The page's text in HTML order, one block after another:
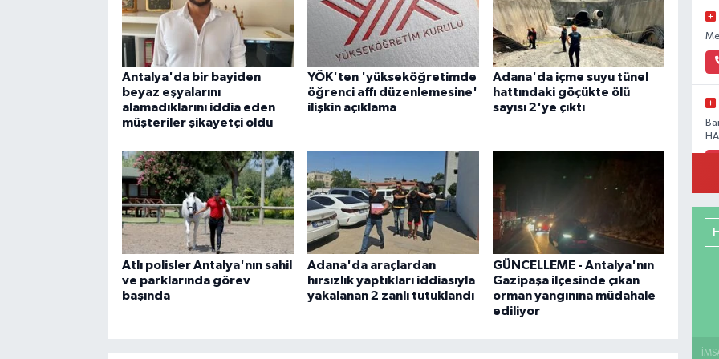
Antalya'da bir bayiden
beyaz eşyalarını
alamadıklarını iddia eden
müşteriler şikayetçi oldu
YÖK'ten 'yükseköğretimde
öğrenci affı düzenlemesine'
ilişkin açıklama
Adana'da içme suyu tünel
hattındaki göçükte ölü
sayısı 2'ye çıktı
Atlı polisler Antalya'nın sahil
ve parklarında görev
başında
Adana'da araçlardan
hırsızlık yaptıkları iddiasıyla
yakalanan 2 zanlı tutuklandı
GÜNCELLEME - Antalya'nın
Gazipaşa ilçesinde çıkan
orman yangınına müdahale
ediliyor